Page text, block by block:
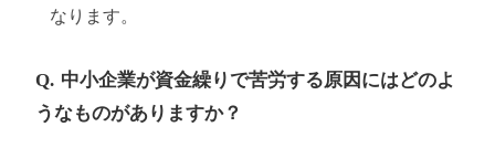
なります。
中小企業が資金繰りで苦労する原因にはどのよ
うなものがありますか？